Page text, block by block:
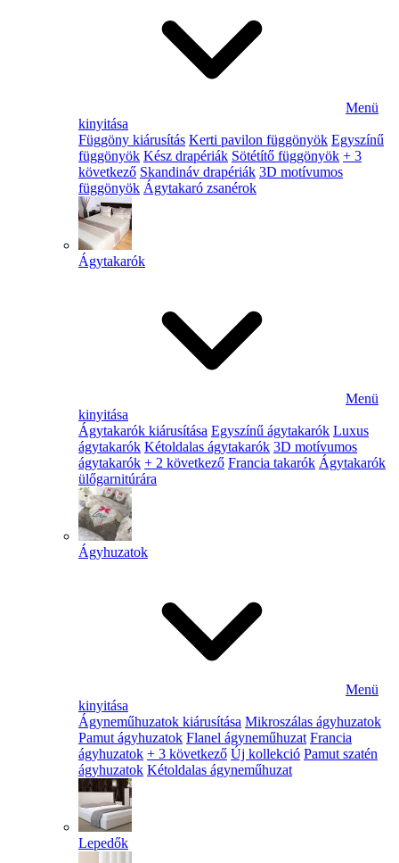
Menü
kinyitása
Függöny kiárusítás Kerti pavilon függönyök Egyszínű
függönyök Kész drapériák Sötétítő függönyök + 3
következő Skandináv drapériák 3D motívumos
függönyök Ágytakaró zsanérok
Ágytakarók
Menü
kinyitása
Ágytakarók kiárusítása Egyszínű ágytakarók Luxus
ágytakarók Kétoldalas ágytakarók 3D motívumos
ágytakarók + 2 következő Francia takarók Ágytakarók
ülőgarnitúrára
Ágyhuzatok
Menü
kinyitása
Ágyneműhuzatok kiárusítása Mikroszálas ágyhuzatok
Pamut ágyhuzatok Flanel ágyneműhuzat Francia
ágyhuzatok + 3 következő Új kollekció Pamut szatén
ágyhuzatok Kétoldalas ágyneműhuzat
Lepedők